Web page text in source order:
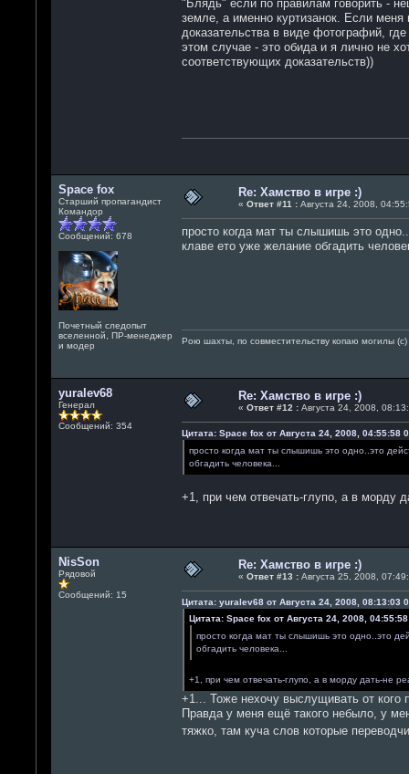
"Блядь" если по правилам говорить -
земле, а именно куртизанок. Если
доказательства в виде фотографий,
этом случае - это обида и я лично не
соответствующих доказательств))
Space fox
Старший пропагандист
Командор
Сообщений: 678
Почетный следопыт
вселенной, ПР-менеджер
и модер
Re: Хамство в игре :)
« Ответ #11 :Августа 24, 2008,
просто когда мат ты слышишь это
клаве ето уже желание обгадить
Рою шахты, по совместительству копаю могилы
yuralev68
Генерал
Сообщений: 354
Re: Хамство в игре :)
« Ответ #12 :Августа 24, 2008,
Цитата: Space fox от Августа 24, 2008, 04:55:58
просто когда мат ты слышишь это одно..это
обгадить человека...
+1, при чем отвечать-глупо, а в морду
NisSon
Рядовой
Сообщений: 15
Re: Хамство в игре :)
« Ответ #13 :Августа 25, 2008,
Цитата: yuralev68 от Августа 24, 2008, 08:13:03
Цитата: Space fox от Августа 24, 2008,
просто когда мат ты слышишь это одно..это
обгадить человека...
+1, при чем отвечать-глупо, а в морду дать-не
+1... Тоже нехочу выслущивать от кого
Правда у меня ещё такого небыло, у
тяжко, там куча слов которые